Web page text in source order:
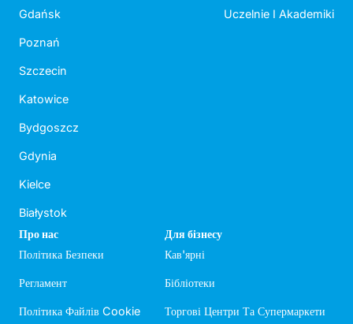
Gdańsk
Poznań
Szczecin
Katowice
Bydgoszcz
Gdynia
Kielce
Białystok
Uczelnie I Akademiki
Про нас
Політика Безпеки
Регламент
Політика Файлів Cookie
Для бізнесу
Кав'ярні
Бібліотеки
Торгові Центри Та Супермаркети